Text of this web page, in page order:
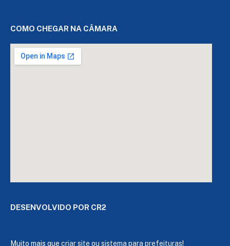
COMO CHEGAR NA CÂMARA
DESENVOLVIDO POR CR2
Muito mais que criar site ou sistema para prefeituras!